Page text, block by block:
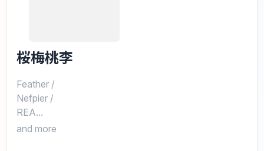
桜梅桃李
Feather /
Nefpier /
REA...
and more